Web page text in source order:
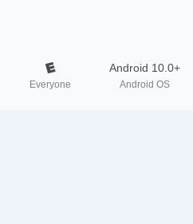
Everyone
Android 10.0+
Android OS